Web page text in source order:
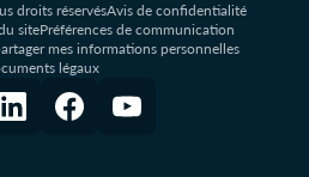
droits réservésAvis de confidentialité
sitePréférences de communication
mes informations personnelles
légaux